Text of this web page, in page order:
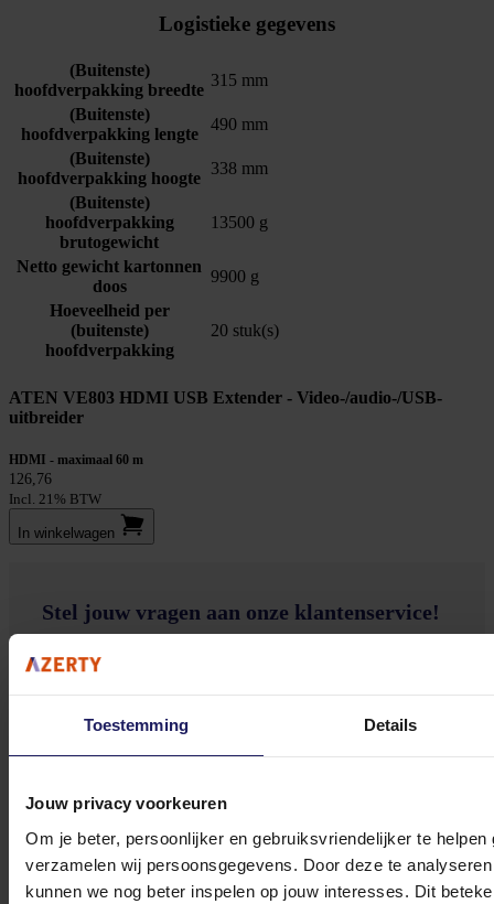
Toestemming Details
Jouw privacy voorkeuren
Om je beter, persoonlijker en gebruiksvriendelijker te
verzamelen wij persoonsgegevens. Door deze te
kunnen we nog beter inspelen op jouw interesses. Dit
Logistieke gegevens
(Buitenste)
hoofdverpakking breedte
315 mm
(Buitenste)
hoofdverpakking lengte
490 mm
(Buitenste)
hoofdverpakking hoogte
338 mm
(Buitenste)
hoofdverpakking
brutogewicht
13500 g
Netto gewicht kartonnen
doos
9900 g
Hoeveelheid per
(buitenste)
hoofdverpakking
20 stuk(s)
ATEN VE803 HDMI USB Extender - Video-/audio-/USB-
uitbreider
HDMI - maximaal 60 m
126,76
Incl. 21% BTW
In winkel­wagen
Stel jouw vragen aan onze klantenservice!
Heb je vragen over onze producten, diensten of service? Onze deskundige
door indien nodig.